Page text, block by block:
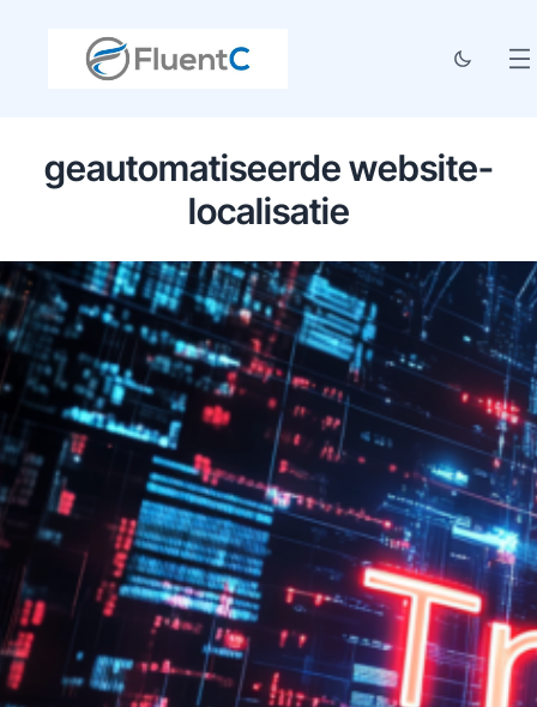
geautomatiseerde website-
localisatie